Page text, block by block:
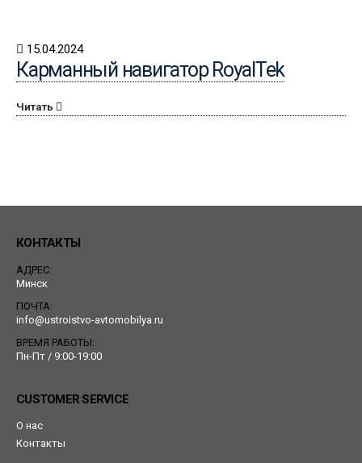
15.04.2024
Карманный навигатор RoyalTek
Читать
КОНТАКТЫ
АДРЕС:
Минск
ПОЧТА:
info@ustroistvo-avtomobilya.ru
ВРЕМЯ РАБОТЫ:
Пн-Пт / 9:00-19:00
CUSTOMER SERVICE
О нас
Контакты